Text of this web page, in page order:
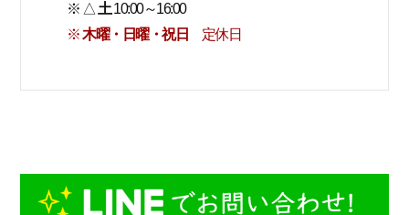
※ △ 土10:00～16:00
※木曜・日曜・祝日 定休日